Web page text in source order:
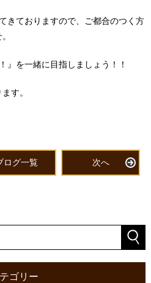
きておりますので、ご都合のつく方
』を一緒に目指しましょう！！
す。
ログ一覧 次へ
ゴリー